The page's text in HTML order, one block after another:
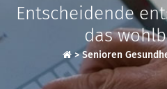
Entscheidende
das
>Senioren